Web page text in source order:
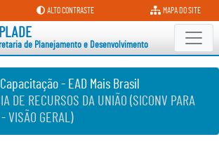
Planejamento e
ALTO CONTRASTE MAPA DO SITE
de Planejamento e Desenvolvimento
- EAD Mais Brasil
DE RECURSOS DA UNIÃO (SICONV PARA
VISÃO GERAL)